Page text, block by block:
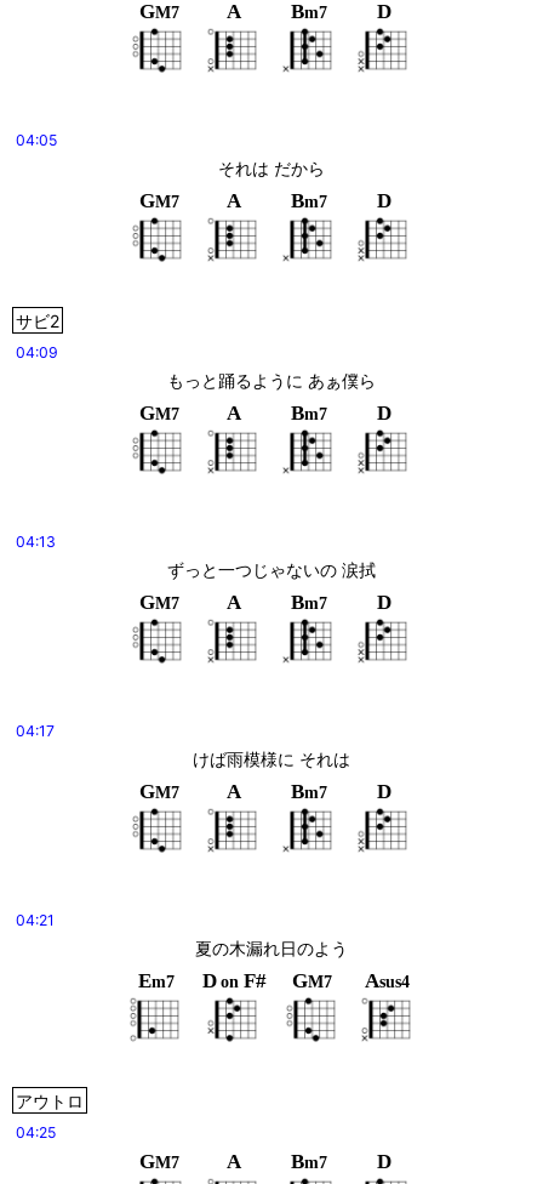
GM7 A Bm7 D
04:05
それは だから
GM7 A Bm7 D
サビ2
04:09
もっと踊るように あぁ僕ら
GM7 A Bm7 D
04:13
ずっと一つじゃないの 涙拭
GM7 A Bm7 D
04:17
けば雨模様に それは
GM7 A Bm7 D
04:21
夏の木漏れ日のよう
Em7 D on F# GM7 Asus4
アウトロ
04:25
GM7 A Bm7 D